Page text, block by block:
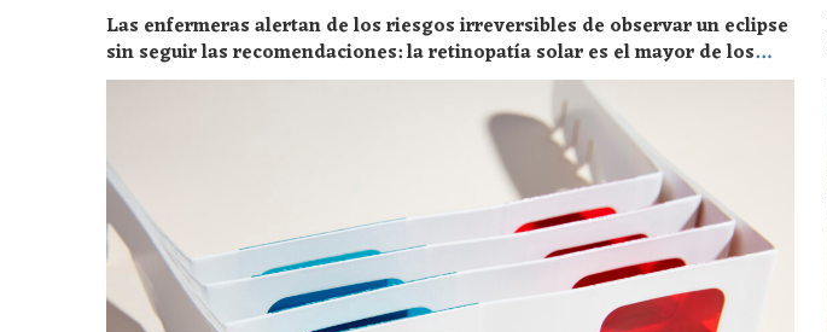
Las enfermeras alertan de los riesgos irreversibles de observar un eclipse
sin seguir las recomendaciones: la retinopatía solar es el mayor de los
peligros